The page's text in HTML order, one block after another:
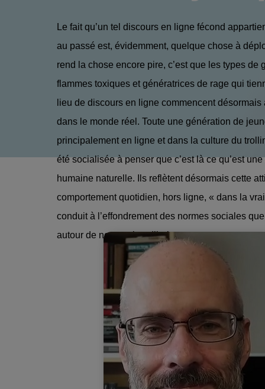
Le fait qu’un tel discours en ligne fécond
au passé est, évidemment, quelque chose à
rend la chose encore pire, c’est que les types de
flammes toxiques et génératrices de rage qui
lieu de discours en ligne commencent désormais
dans le monde réel. Toute une génération de
principalement en ligne et dans la culture du
été socialisée à penser que c’est là ce qu’est
humaine naturelle. Ils reflètent désormais cette
comportement quotidien, hors ligne, « dans la
conduit à l’effondrement des normes sociales
autour de nous aujourd’hui.